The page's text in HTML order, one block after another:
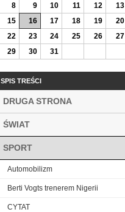
8
9 10 11 12 13
15
16 17 18 19 20
22
23 24 25 26 27
29
30 31
SPIS TREŚCI
DRUGA STRONA
ŚWIAT
SPORT
Automobilizm
Berti Vogts trenerem Nigerii
CYTAT